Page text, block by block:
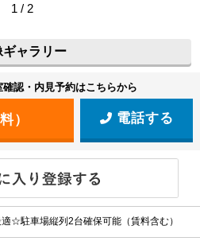
1 / 2
ギャラリー
認・内見予約はこちらから
電話する
☆駐車場縦列2台確保可能（賃料含む）